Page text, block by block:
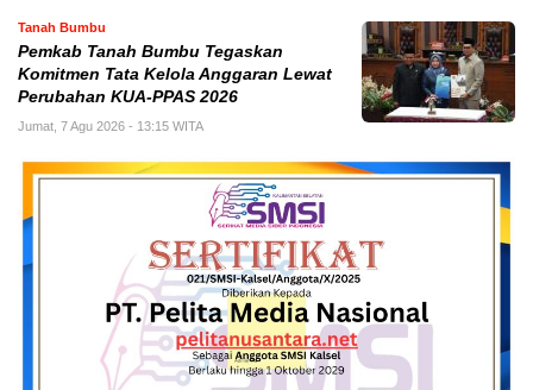
Tanah Bumbu
Pemkab Tanah Bumbu Tegaskan
Komitmen Tata Kelola Anggaran Lewat
Perubahan KUA-PPAS 2026
Jumat, 7 Agu 2026 - 13:15 WITA